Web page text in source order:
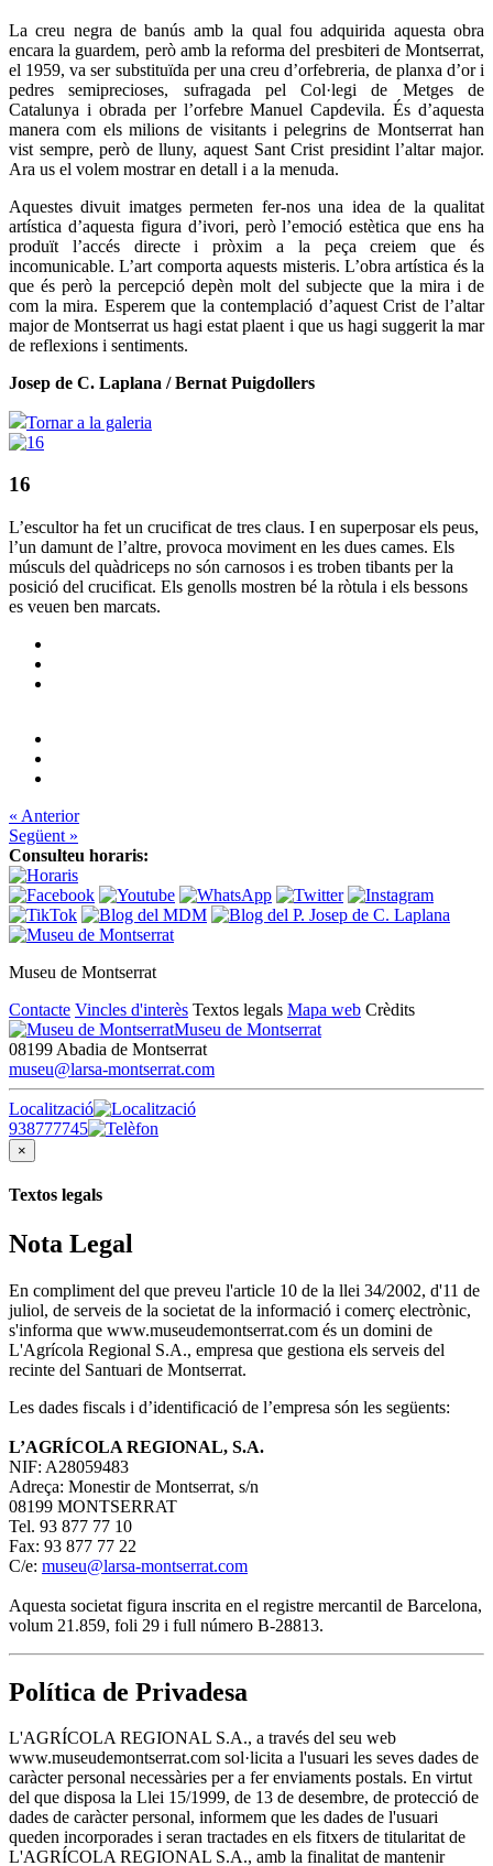
La creu negra de banús amb la qual fou adquirida aquesta obra
encara la guardem, però amb la reforma del presbiteri de Montserrat,
el 1959, va ser substituïda per una creu d’orfebreria, de planxa d’or i
pedres semiprecioses, sufragada pel Col·legi de Metges de
Catalunya i obrada per l’orfebre Manuel Capdevila. És d’aquesta
manera com els milions de visitants i pelegrins de Montserrat han
vist sempre, però de lluny, aquest Sant Crist presidint l’altar major.
Ara us el volem mostrar en detall i a la menuda.
Aquestes divuit imatges permeten fer-nos una idea de la qualitat
artística d’aquesta figura d’ivori, però l’emoció estètica que ens ha
produït l’accés directe i pròxim a la peça creiem que és
incomunicable. L’art comporta aquests misteris. L’obra artística és la
que és però la percepció depèn molt del subjecte que la mira i de
com la mira. Esperem que la contemplació d’aquest Crist de l’altar
major de Montserrat us hagi estat plaent i que us hagi suggerit la mar
de reflexions i sentiments.
Josep de C. Laplana /Bernat Puigdollers
Tornar a la galeria
16
L’escultor ha fet un crucificat de tres claus. I en superposar els peus,
l’un damunt de l’altre, provoca moviment en les dues cames. Els
músculs del quàdriceps no són carnosos i es troben tibants per la
posició del crucificat. Els genolls mostren bé la ròtula i els bessons
es veuen ben marcats.
« Anterior
Següent »
Consulteu horaris:
Museu de Montserrat
Contacte Vincles d'interès Textos legals Mapa web Crèdits
Museu de Montserrat
08199 Abadia de Montserrat
museu@larsa-montserrat.com
Localització
938777745
×
Textos legals
Nota Legal
En compliment del que preveu l'article 10 de la llei 34/2002, d'11 de
juliol, de serveis de la societat de la informació i comerç electrònic,
s'informa que www.museudemontserrat.com és un domini de
L'Agrícola Regional S.A., empresa que gestiona els serveis del
recinte del Santuari de Montserrat.
Les dades fiscals i d’identificació de l’empresa són les següents:
L’AGRÍCOLA REGIONAL, S.A.
NIF: A28059483
Adreça: Monestir de Montserrat, s/n
08199 MONTSERRAT
Tel. 93 877 77 10
Fax: 93 877 77 22
C/e: museu@larsa-montserrat.com
Aquesta societat figura inscrita en el registre mercantil de Barcelona,
volum 21.859, foli 29 i full número B-28813.
Política de Privadesa
L'AGRÍCOLA REGIONAL S.A., a través del seu web
www.museudemontserrat.com sol·licita a l'usuari les seves dades de
caràcter personal necessàries per a fer enviaments postals. En virtut
del que disposa la Llei 15/1999, de 13 de desembre, de protecció de
dades de caràcter personal, informem que les dades de l'usuari
queden incorporades i seran tractades en els fitxers de titularitat de
L'AGRÍCOLA REGIONAL S.A., amb la finalitat de mantenir